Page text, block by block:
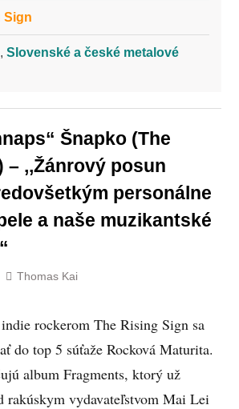
Sign
, Slovenské a české metalové
Šnapko (The
– ,,Žánrový posun
personálne
a naše muzikantské
Thomas Kai
rockerom The Rising Sign sa
do top 5 súťaže Rocková Maturita.
album Fragments, ktorý už
rakúskym vydavateľstvom Mai Lei